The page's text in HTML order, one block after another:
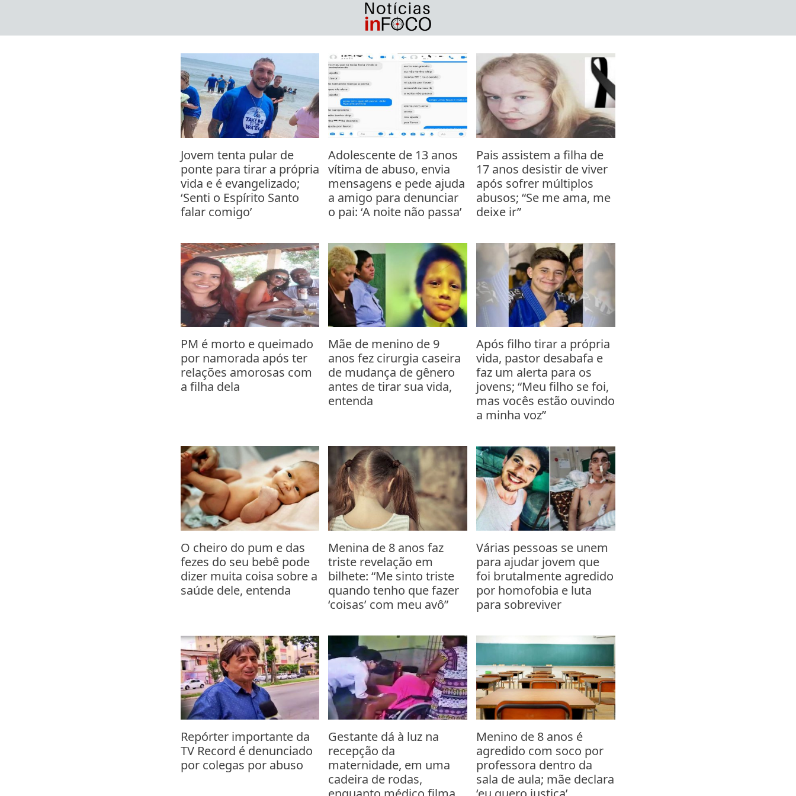
content
Jovem tenta pular de
ponte para tirar a própria
vida e é evangelizado;
‘Senti o Espírito Santo
falar comigo’
Adolescente de 13 anos
vítima de abuso, envia
mensagens e pede ajuda
a amigo para denunciar
o pai: ‘A noite não passa’
Pais assistem a filha de
17 anos desistir de viver
após sofrer múltiplos
abusos; “Se me ama, me
deixe ir”
PM é morto e queimado
por namorada após ter
relações amorosas com
a filha dela
Mãe de menino de 9
anos fez cirurgia caseira
de mudança de gênero
antes de tirar sua vida,
entenda
Após filho tirar a própria
vida, pastor desabafa e
faz um alerta para os
jovens; “Meu filho se foi,
mas vocês estão ouvindo
a minha voz”
O cheiro do pum e das
fezes do seu bebê pode
dizer muita coisa sobre a
saúde dele, entenda
Menina de 8 anos faz
triste revelação em
bilhete: “Me sinto triste
quando tenho que fazer
‘coisas’ com meu avô”
Várias pessoas se unem
para ajudar jovem que
foi brutalmente agredido
por homofobia e luta
para sobreviver
Repórter importante da
TV Record é denunciado
por colegas por abuso
Gestante dá à luz na
recepção da
maternidade, em uma
cadeira de rodas,
Menino de 8 anos é
agredido com soco por
professora dentro da
sala de aula; mãe declara